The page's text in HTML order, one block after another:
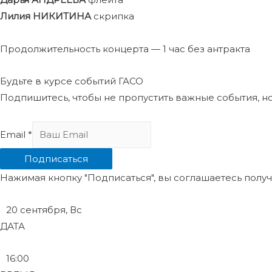
Лилия НИКИТИНАскрипка
Продолжительность концерта — 1 час без антракта
Будьте в курсе событий ГАСО
Подпишитесь, чтобы не пропустить важные события,
Email *
Подписаться
Нажимая кнопку "Подписаться", вы соглашаетесь
20 сентября, Вс
ДАТА
16:00